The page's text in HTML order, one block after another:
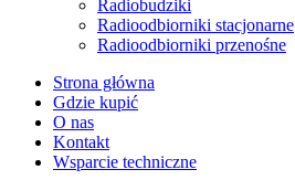
Radiobudziki
Radioodbiorniki stacjonarne
Radioodbiorniki przenośne
Strona główna
Gdzie kupić
O nas
Kontakt
Wsparcie techniczne